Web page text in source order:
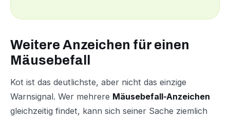
Weitere Anzeichen für einen
Mäusebefall
Kot ist das deutlichste, aber nicht das einzige
Warnsignal. Wer mehrere Mäusebefall-Anzeichen
gleichzeitig findet, kann sich seiner Sache ziemlich